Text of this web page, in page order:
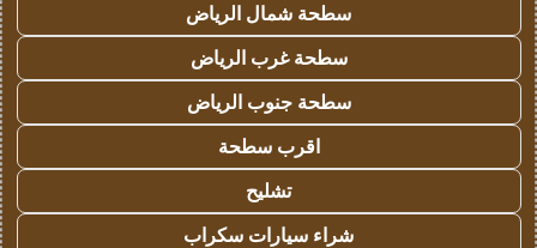
سطحة شمال الرياض
سطحة غرب الرياض
سطحة جنوب الرياض
اقرب سطحة
تشليح
شراء سيارات سكراب